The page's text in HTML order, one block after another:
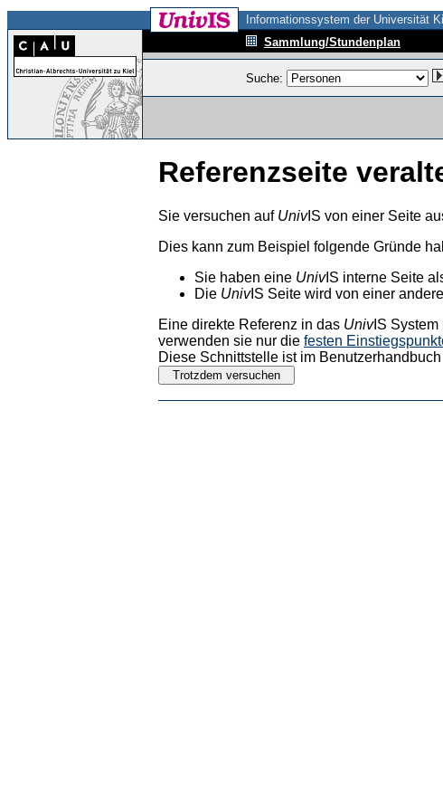
Informationssystem der Universität
Sammlung/Stundenplan
Suche:
Referenzseite
Sie versuchen auf UnivIS von einer Seite
Dies kann zum Beispiel folgende Gründe
Sie haben eine UnivIS interne Seite
Die UnivIS Seite wird von einer
Eine direkte Referenz in das UnivIS System
verwenden sie nur die festen
Diese Schnittstelle ist im